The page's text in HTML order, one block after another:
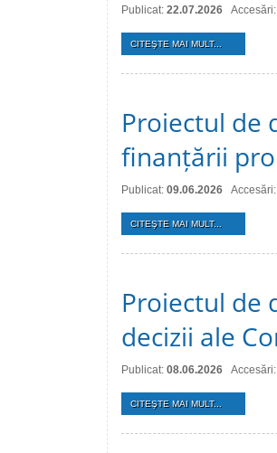
Publicat: 22.07.2026
CITEŞTE MAI MULT...
Proiectul de
finanțării
Publicat: 09.06.2026
CITEŞTE MAI MULT...
Proiectul de
decizii ale
Publicat: 08.06.2026
CITEŞTE MAI MULT...